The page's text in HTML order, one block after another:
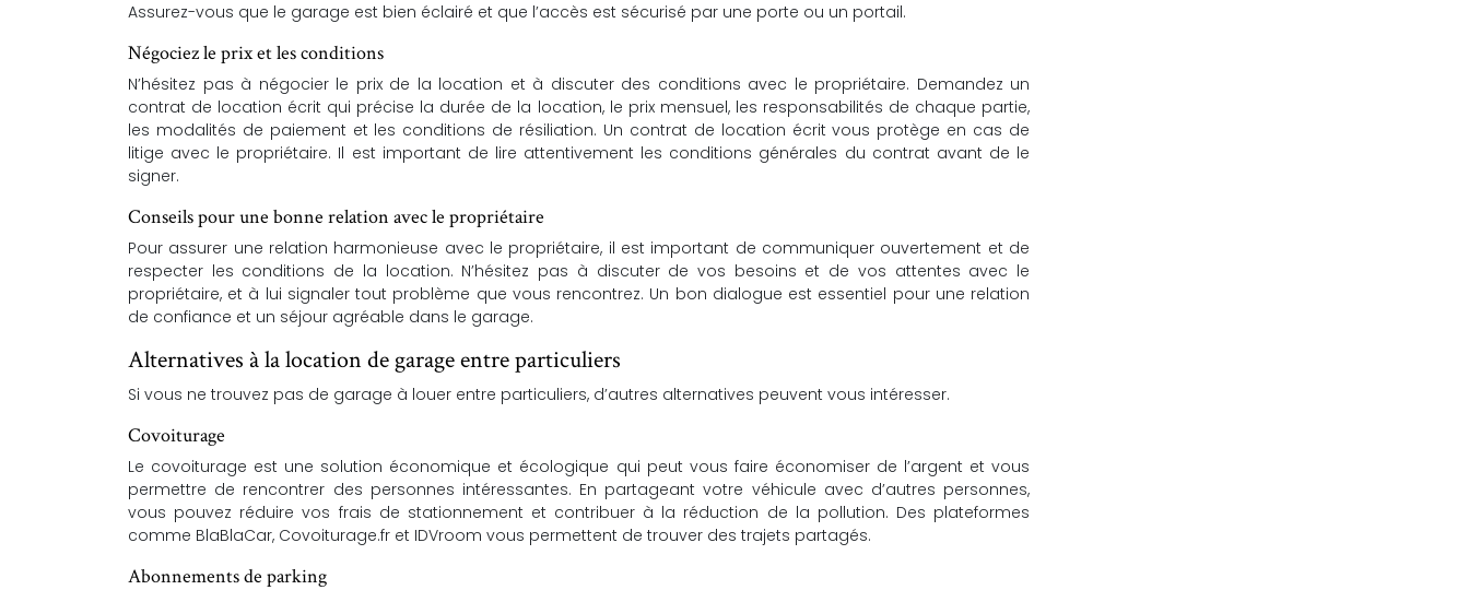
Assurez-vous que le garage est bien éclairé et que l’accès est sécurisé par une porte ou un portail.
Négociez le prix et les conditions
N’hésitez pas à négocier le prix de la location et à discuter des conditions avec le propriétaire. Demandez un
contrat de location écrit qui précise la durée de la location, le prix mensuel, les responsabilités de chaque partie,
les modalités de paiement et les conditions de résiliation. Un contrat de location écrit vous protège en cas de
litige avec le propriétaire. Il est important de lire attentivement les conditions générales du contrat avant de le
signer.
Conseils pour une bonne relation avec le propriétaire
Pour assurer une relation harmonieuse avec le propriétaire, il est important de communiquer ouvertement et de
respecter les conditions de la location. N’hésitez pas à discuter de vos besoins et de vos attentes avec le
propriétaire, et à lui signaler tout problème que vous rencontrez. Un bon dialogue est essentiel pour une relation
de confiance et un séjour agréable dans le garage.
Alternatives à la location de garage entre particuliers
Si vous ne trouvez pas de garage à louer entre particuliers, d’autres alternatives peuvent vous intéresser.
Covoiturage
Le covoiturage est une solution économique et écologique qui peut vous faire économiser de l’argent et vous
permettre de rencontrer des personnes intéressantes. En partageant votre véhicule avec d’autres personnes,
vous pouvez réduire vos frais de stationnement et contribuer à la réduction de la pollution. Des plateformes
comme BlaBlaCar, Covoiturage.fr et IDVroom vous permettent de trouver des trajets partagés.
Abonnements de parking